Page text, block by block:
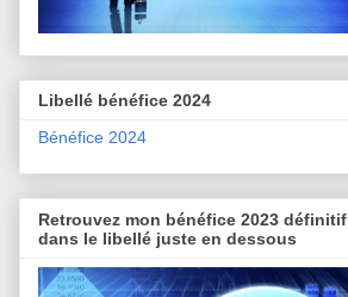
Libellé bénéfice 2024
Bénéfice 2024
Retrouvez mon bénéfice 2023 définitif
dans le libellé juste en dessous